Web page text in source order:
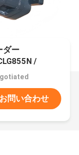
ダー
/
/
お問い合わせ